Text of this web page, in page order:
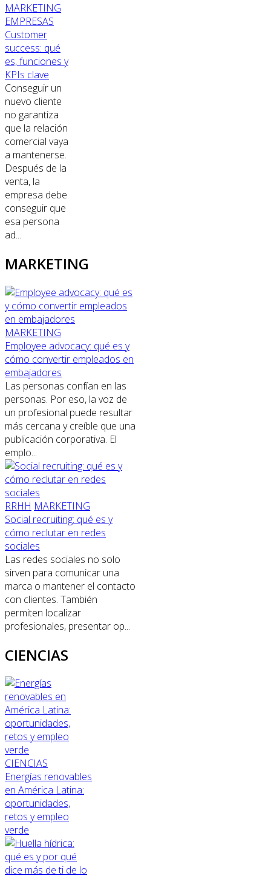
MARKETING
EMPRESAS
Customer
success: qué
es, funciones y
KPIs clave
Conseguir un
nuevo cliente
no garantiza
que la relación
comercial vaya
a mantenerse.
Después de la
venta, la
empresa debe
conseguir que
esa persona
ad...
MARKETING
MARKETING
Employee advocacy: qué es y
cómo convertir empleados en
embajadores
Las personas confían en las
personas. Por eso, la voz de
un profesional puede resultar
más cercana y creíble que una
publicación corporativa. El
emplo...
RRHH MARKETING
Social recruiting: qué es y
cómo reclutar en redes
sociales
Las redes sociales no solo
sirven para comunicar una
marca o mantener el contacto
con clientes. También
permiten localizar
profesionales, presentar op...
CIENCIAS
CIENCIAS
Energías renovables
en América Latina:
oportunidades,
retos y empleo
verde